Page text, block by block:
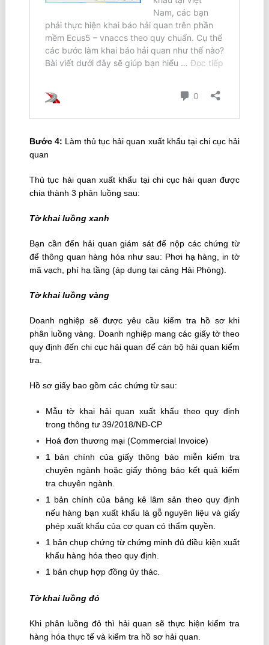
Bước 4: Làm thủ tục hải quan xuất khẩu tại chi cục hải
quan
Thủ tục hải quan xuất khẩu tại chi cục hải quan được
chia thành 3 phân luồng sau:
Tờ khai luồng xanh
Bạn cần đến hải quan giám sát để nộp các chứng từ
để thông quan hàng hóa như sau: Phơi hạ hàng, in tờ
mã vạch, phí hạ tầng (áp dụng tại cảng Hải Phòng).
Tờ khai luồng vàng
Doanh nghiệp sẽ được yêu cầu kiểm tra hồ sơ khi
phân luồng vàng. Doanh nghiệp mang các giấy tờ theo
quy định đến chi cục hải quan để cán bộ hải quan kiểm
tra.
Hồ sơ giấy bao gồm các chứng từ sau:
Mẫu tờ khai hải quan xuất khẩu theo quy định
trong thông tư 39/2018/NĐ-CP
Hoá đơn thương mại (Commercial Invoice)
1 bản chính của giấy thông báo miễn kiểm tra
chuyên ngành hoặc giấy thông báo kết quả kiểm
tra chuyên ngành.
1 bản chính của bảng kê lâm sản theo quy định
nếu hàng bạn xuất khẩu là gỗ nguyên liệu và giấy
phép xuất khẩu của cơ quan có thẩm quyền.
1 bản chụp chứng từ chứng minh đủ điều kiện xuất
khẩu hàng hóa theo quy định.
1 bản chụp hợp đồng ủy thác.
Tờ khai luồng đỏ
Khi phân luồng đỏ thì hải quan sẽ thực hiện kiểm tra
hàng hóa thực tế và kiểm tra hồ sơ hải quan.